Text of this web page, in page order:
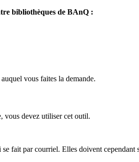
bibliothèques de BAnQ :
vous faites la demande.
vous devez utiliser cet outil.
se fait par courriel. Elles doivent cependant